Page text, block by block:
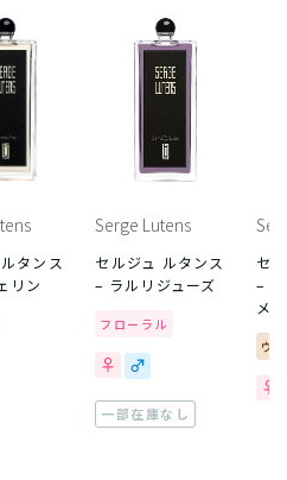
タンス
リン
Serge Lutens
セルジュ ルタンス
– ラルリジューズ
フローラル
一部在庫なし
セ
–
メ
ウ